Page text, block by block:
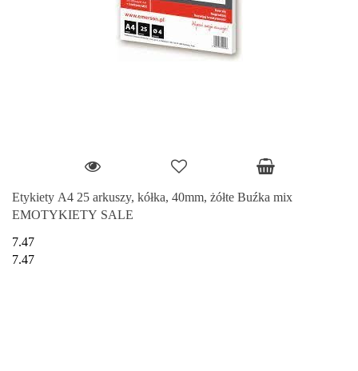
Etykiety A4 25 arkuszy, kółka, 40mm, żółte Buźka mix
EMOTYKIETY SALE
7.47
7.47